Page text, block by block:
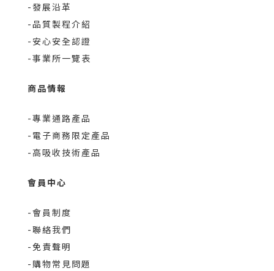
-發展沿革
-品質製程介紹
-安心安全認證
-事業所一覽表
商品情報
-專業通路產品
-電子商務限定產品
-高吸收技術產品
會員中心
-會員制度
-聯絡我們
-免責聲明
-購物常見問題